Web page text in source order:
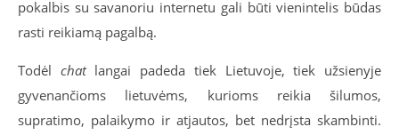
pokalbis su savanoriu internetu gali būti vienintelis būdas
rasti reikiamą pagalbą.
Todėl chat langai padeda tiek Lietuvoje, tiek užsienyje
gyvenančioms lietuvėms, kurioms reikia šilumos,
supratimo, palaikymo ir atjautos, bet nedrįsta skambinti.